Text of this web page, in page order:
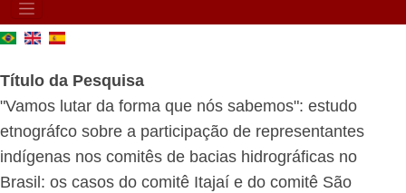
MAIN
NAVIGATION
Título da Pesquisa
"Vamos lutar da forma que nós sabemos": estudo
etnográfco sobre a participação de representantes
indígenas nos comitês de bacias hidrográficas no
Brasil: os casos do comitê Itajaí e do comitê São